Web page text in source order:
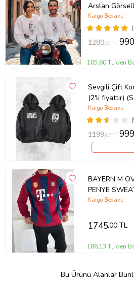
Arslan
Sweatshirt
Kargo Bedava
1280,00 TL 990
105,60 TL'den
Sevgili Çift
(2'li fiyattır)
Kargo Bedava
1199,90 TL 999
BAYERN M
PENYE
ŞARDONLU
Kargo Bedava
1745,00 TL
186,13 TL'den
Bu Ürünü Alanlar